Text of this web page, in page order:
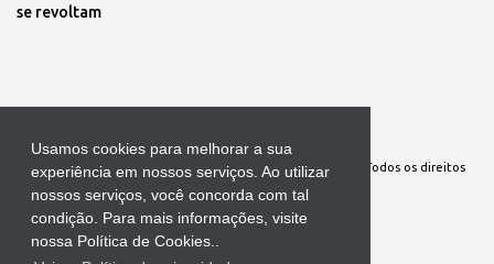
Usamos cookies para melhorar a sua
experiência em nossos serviços. Ao utilizar
nossos serviços, você concorda com tal
condição. Para mais informações, visite
nossa Política de Cookies..
se revoltam
Site Oficial da Comunidade Nossa Senhora cuida de mim. Todos os direitos
reservados